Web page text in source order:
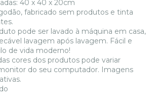
40 x 40 x 20cm
fabricado sem produtos e tinta
pode ser lavado à máquina em casa,
lavagem após lavagem. Fácil e
de vida moderno!
cores dos produtos pode variar
do seu computador. Imagens